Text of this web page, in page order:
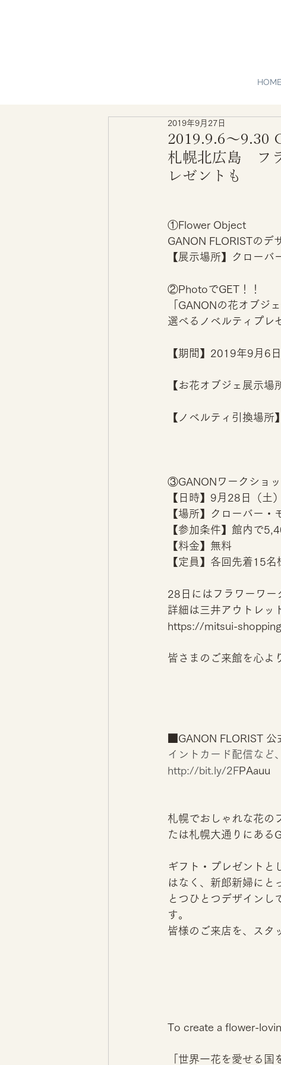
HOME
2019.9.6～9.30
札幌北広島 フ
レゼントも
2019年9月27日
①Flower Object
GANON FLORISTのデ
【展示場所】クロー
②PhotoでGET！！
「GANONの花オブジ
選べるノベルティプレ
【期間】2019年9月6
【お花オブジェ展示
【ノベルティ引換場
③GANONワークショ
【日時】9月28日（
【場所】クローバー
【参加条件】館内で
【料金】無料
【定員】各回先着15名
28日にはフラワーワー
詳細は三井アウトレッ
https://mitsui-
皆さまのご来館を心よ
■GANON FLORIST
イントカード配信など
http://bit.ly/2FPAauu
札幌でおしゃれな花の
たは札幌大通りにある
ギフト・プレゼントと
はなく、新郎新婦にと
とつひとつデザインし
す。
皆様のご来店を、スタ
To create a flower-
「世界一花を愛せる国